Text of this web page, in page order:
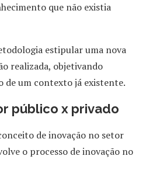
que não existia
estipular uma nova
realizada, objetivando
um contexto já existente.
público x privado
de inovação no setor
o processo de inovação no